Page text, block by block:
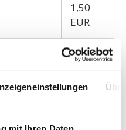
1,50
EUR
6,00
EUR
der